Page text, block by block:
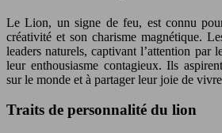
Le Lion, un signe de feu, est connu
créativité et son charisme magnétique.
leaders naturels, captivant l’attention par
leur enthousiasme contagieux. Ils
sur le monde et à partager leur joie de
Traits de personnalité du lion